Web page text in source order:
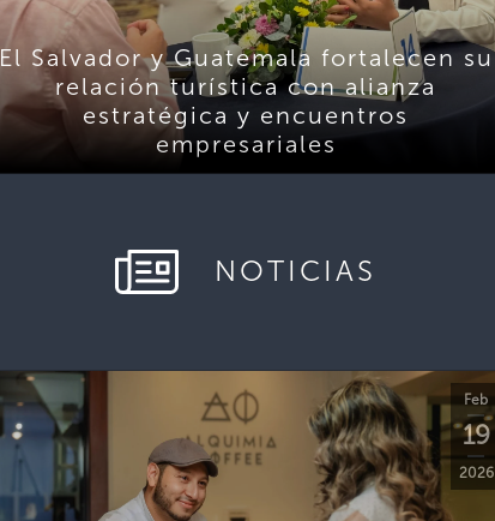
El Salvador y Guatemala fortalecen su
relación turística con alianza
estratégica y encuentros
empresariales
NOTICIAS
Feb
19
2026